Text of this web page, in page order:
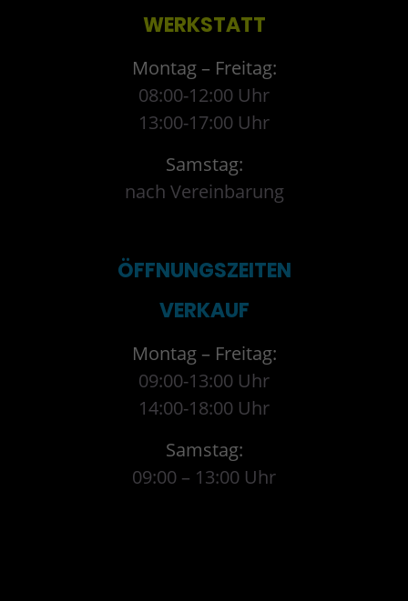
WERKSTATT
Montag – Freitag:
08:00-12:00 Uhr
13:00-17:00 Uhr
Samstag:
nach Vereinbarung
ÖFFNUNGSZEITEN
VERKAUF
Montag – Freitag:
09:00-13:00 Uhr
14:00-18:00 Uhr
Samstag:
09:00 – 13:00 Uhr